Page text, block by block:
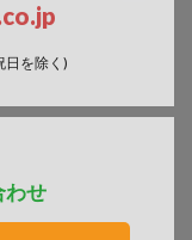
日を除く)
わせ